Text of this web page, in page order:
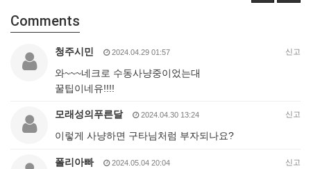
Comments
청주시민 2024.04.29 01:57 신고
와~~~네크로 수동사냥중이었는대
꿀팁이네유!!!!
모래성의푸른달 2024.04.30 13:24 신고
이렇게 사냥하면 구타님처럼 부자되나요?
폴리아빠 2024.05.04 20:04 신고